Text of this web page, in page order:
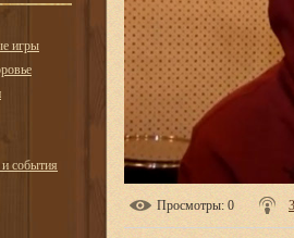
игры
события
Просмотры: 0